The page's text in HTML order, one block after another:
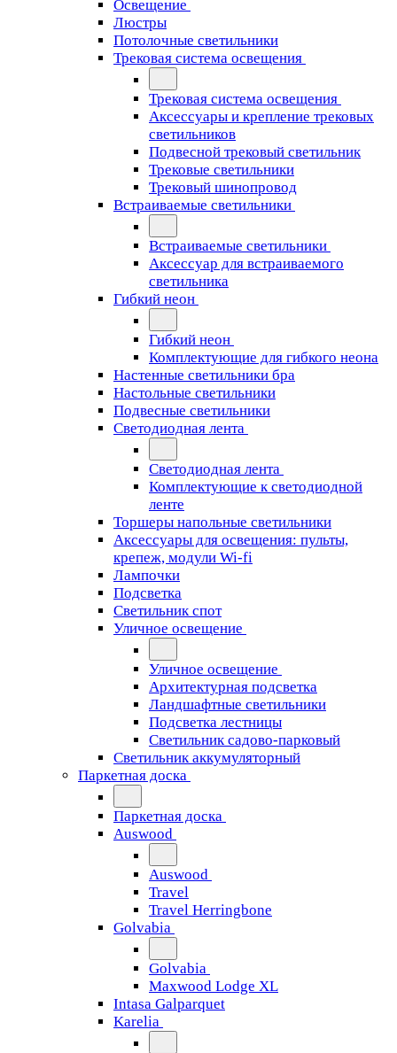
Освещение
Люстры
Потолочные светильники
Трековая система освещения
Трековая система освещения
Аксессуары и крепление трековых
светильников
Подвесной трековый светильник
Трековые светильники
Трековый шинопровод
Встраиваемые светильники
Встраиваемые светильники
Аксессуар для встраиваемого
светильника
Гибкий неон
Гибкий неон
Комплектующие для гибкого неона
Настенные светильники бра
Настольные светильники
Подвесные светильники
Светодиодная лента
Светодиодная лента
Комплектующие к светодиодной
ленте
Торшеры напольные светильники
Аксессуары для освещения: пульты,
крепеж, модули Wi-fi
Лампочки
Подсветка
Светильник спот
Уличное освещение
Уличное освещение
Архитектурная подсветка
Ландшафтные светильники
Подсветка лестницы
Светильник садово-парковый
Светильник аккумуляторный
Паркетная доска
Паркетная доска
Auswood
Auswood
Travel
Travel Herringbone
Golvabia
Golvabia
Maxwood Lodge XL
Intasa Galparquet
Karelia